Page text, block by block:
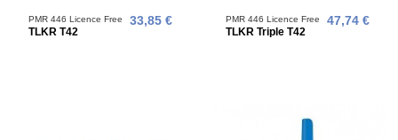
PMR 446 Licence Free
TLKR T42
33,85 € PMR 446 Licence Free
TLKR Triple T42
47,74 €